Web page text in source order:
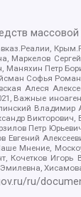
Маркелов
Маняхин Петр
Софья
Алеся
Важные
Владимир
Петр
Евгений
Мнение,
Кочетков Игорь
ru/